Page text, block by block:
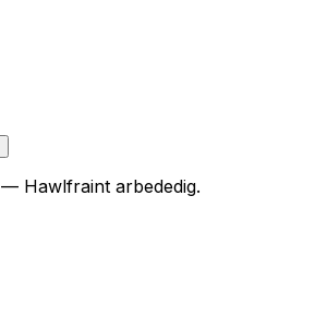
— Hawlfraint arbededig.